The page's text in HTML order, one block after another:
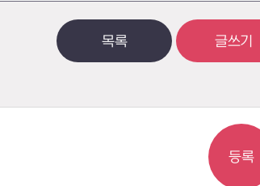
목록 글쓰기
등록